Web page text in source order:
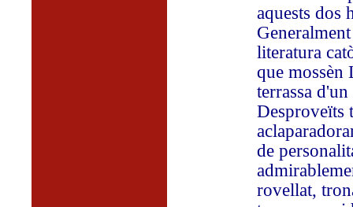
aquests dos
literatura
que mossèn
terrassa
Desproveïts
de
rovellat,